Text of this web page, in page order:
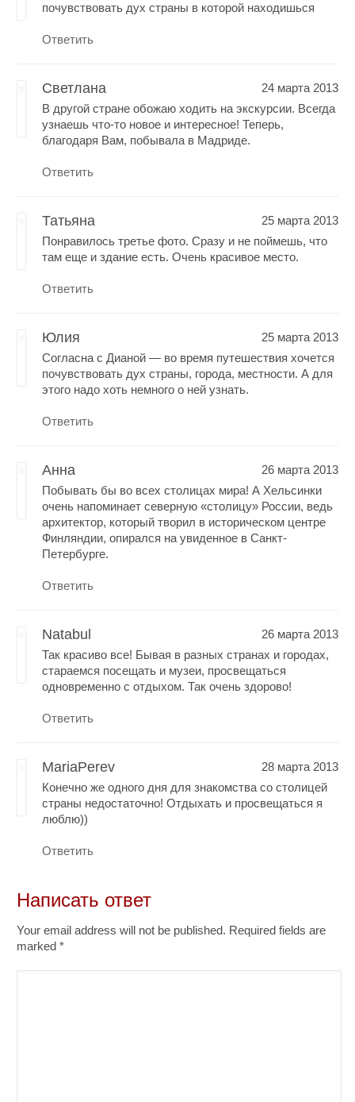
почувствовать дух страны в которой находишься
Ответить
Светлана
24 марта 2013
В другой стране обожаю ходить на экскурсии. Всегда
узнаешь что-то новое и интересное! Теперь,
благодаря Вам, побывала в Мадриде.
Ответить
Татьяна
25 марта 2013
Понравилось третье фото. Сразу и не поймешь, что
там еще и здание есть. Очень красивое место.
Ответить
Юлия
25 марта 2013
Согласна с Дианой — во время путешествия хочется
почувствовать дух страны, города, местности. А для
этого надо хоть немного о ней узнать.
Ответить
Анна
26 марта 2013
Побывать бы во всех столицах мира! А Хельсинки
очень напоминает северную «столицу» России, ведь
архитектор, который творил в историческом центре
Финляндии, опирался на увиденное в Санкт-
Петербурге.
Ответить
Natabul
26 марта 2013
Так красиво все! Бывая в разных странах и городах,
стараемся посещать и музеи, просвещаться
одновременно с отдыхом. Так очень здорово!
Ответить
MariaPerev
28 марта 2013
Конечно же одного дня для знакомства со столицей
страны недостаточно! Отдыхать и просвещаться я
люблю))
Ответить
Написать ответ
Your email address will not be published. Required fields are
marked*